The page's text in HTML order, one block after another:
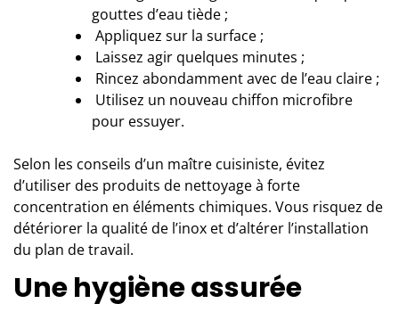
gouttes d’eau tiède ;
 Appliquez sur la surface ;
 Laissez agir quelques minutes ;
 Rincez abondamment avec de l’eau claire ;
 Utilisez un nouveau chiffon microfibre
pour essuyer.
Selon les conseils d’un maître cuisiniste, évitez
d’utiliser des produits de nettoyage à forte
concentration en éléments chimiques. Vous risquez de
détériorer la qualité de l’inox et d’altérer l’installation
du plan de travail.
Une hygiène assurée